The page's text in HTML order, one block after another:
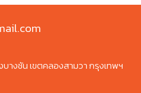
างชัน เขตคลองสามวา กรุงเทพฯ